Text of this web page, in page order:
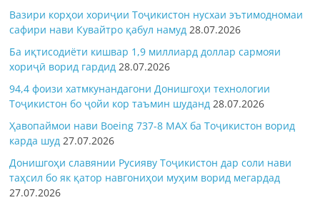
Вазири корҳои хориҷии Тоҷикистон нусхаи эътимодномаи
сафири нави Кувайтро қабул намуд 28.07.2026
Ба иқтисодиёти кишвар 1,9 миллиард доллар сармояи
хориҷӣ ворид гардид 28.07.2026
94,4 фоизи хатмкунандагони Донишгоҳи технологии
Тоҷикистон бо ҷойи кор таъмин шуданд 28.07.2026
Ҳавопаймои нави Boeing 737-8 MAX ба Тоҷикистон ворид
карда шуд 27.07.2026
Донишгоҳи славянии Русияву Тоҷикистон дар соли нави
таҳсил бо як қатор навгониҳои муҳим ворид мегардад
27.07.2026